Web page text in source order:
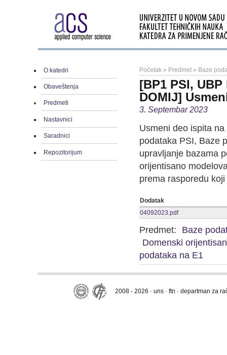
O katedri
Obaveštenja
Predmeti
Nastavnici
Saradnici
Repozitorijum
Početak » Predmet » Baze
[BP1 PSI, UBP
DOMIJ]
3. Septembar 2023
Usmeni deo ispita
podataka PSI, Baze
upravljanje bazama
orijentisano
prema rasporedu
Dodatak
04092023.pdf
Predmet:
Baze
Domenski
podataka na E1
2008 - 2026 · uns · ftn · departman za